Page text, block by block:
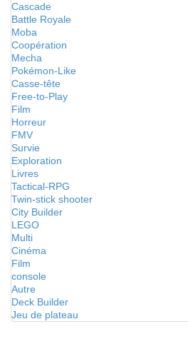
Cascade
Battle Royale
Moba
Coopération
Mecha
Pokémon-Like
Casse-tête
Free-to-Play
Film
Horreur
FMV
Survie
Exploration
Livres
Tactical-RPG
Twin-stick shooter
City Builder
LEGO
Multi
Cinéma
Film
console
Autre
Deck Builder
Jeu de plateau